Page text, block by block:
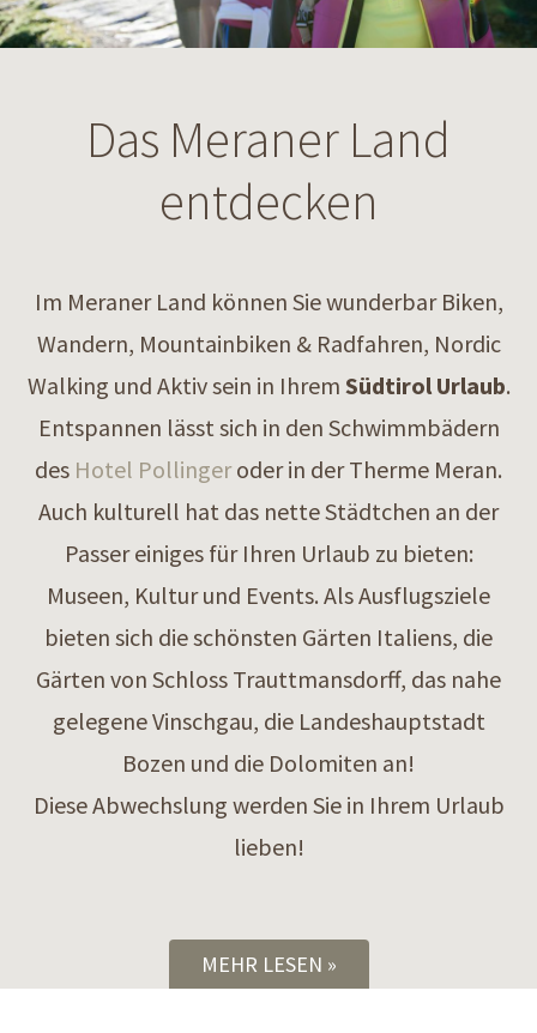
Das Meraner Land
entdecken
Im Meraner Land können Sie wunderbar Biken,
Wandern, Mountainbiken & Radfahren, Nordic
Walking und Aktiv sein in Ihrem Südtirol Urlaub.
Entspannen lässt sich in den Schwimmbädern
des Hotel Pollingeroder in der Therme Meran.
Auch kulturell hat das nette Städtchen an der
Passer einiges für Ihren Urlaub zu bieten:
Museen, Kultur und Events. Als Ausflugsziele
bieten sich die schönsten Gärten Italiens, die
Gärten von Schloss Trauttmansdorff, das nahe
gelegene Vinschgau, die Landeshauptstadt
Bozen und die Dolomiten an!
Diese Abwechslung werden Sie in Ihrem Urlaub
lieben!
MEHR LESEN